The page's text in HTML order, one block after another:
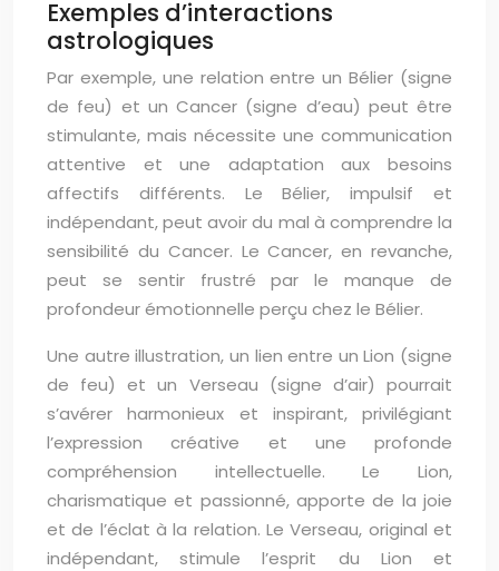
Exemples d’interactions
astrologiques
Par exemple, une relation entre un Bélier (signe
de feu) et un Cancer (signe d’eau) peut être
stimulante, mais nécessite une communication
attentive et une adaptation aux besoins
affectifs différents. Le Bélier, impulsif et
indépendant, peut avoir du mal à comprendre la
sensibilité du Cancer. Le Cancer, en revanche,
peut se sentir frustré par le manque de
profondeur émotionnelle perçu chez le Bélier.
Une autre illustration, un lien entre un Lion (signe
de feu) et un Verseau (signe d’air) pourrait
s’avérer harmonieux et inspirant, privilégiant
l’expression créative et une profonde
compréhension intellectuelle. Le Lion,
charismatique et passionné, apporte de la joie
et de l’éclat à la relation. Le Verseau, original et
indépendant, stimule l’esprit du Lion et